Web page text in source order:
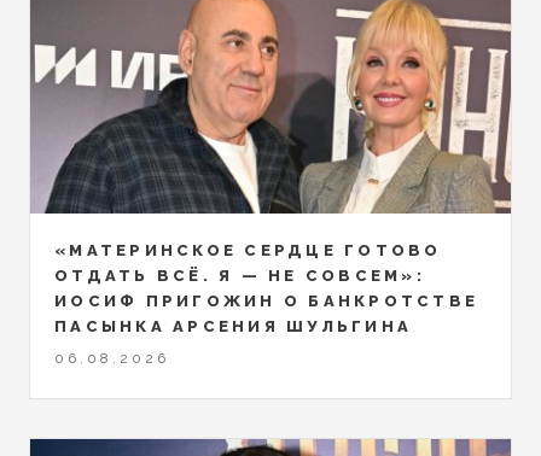
«МАТЕРИНСКОЕ СЕРДЦЕ ГОТОВО
ОТДАТЬ ВСЁ. Я — НЕ СОВСЕМ»:
ИОСИФ ПРИГОЖИН О БАНКРОТСТВЕ
ПАСЫНКА АРСЕНИЯ ШУЛЬГИНА
06.08.2026